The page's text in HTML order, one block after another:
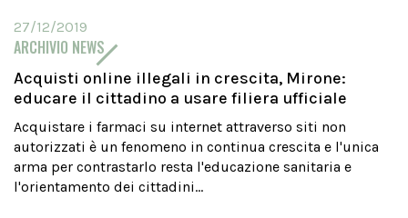
27/12/2019
ARCHIVIO NEWS
Acquisti online illegali in crescita, Mirone:
educare il cittadino a usare filiera ufficiale
Acquistare i farmaci su internet attraverso siti non
autorizzati è un fenomeno in continua crescita e l'unica
arma per contrastarlo resta l'educazione sanitaria e
l'orientamento dei cittadini...